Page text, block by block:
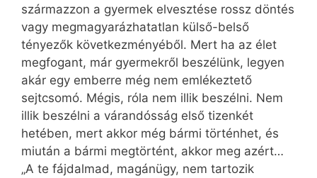
származzon a gyermek elvesztése rossz döntés
vagy megmagyarázhatatlan külső-belső
tényezők következményéből. Mert ha az élet
megfogant, már gyermekről beszélünk, legyen
akár egy emberre még nem emlékeztető
sejtcsomó. Mégis, róla nem illik beszélni. Nem
illik beszélni a várandósság első tizenkét
hetében, mert akkor még bármi történhet, és
miután a bármi megtörtént, akkor meg azért…
„A te fájdalmad, magánügy, nem tartozik